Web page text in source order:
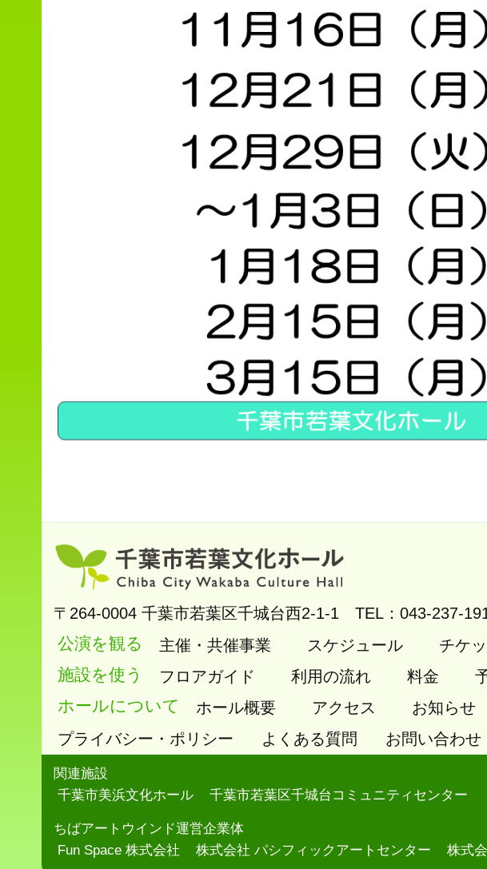
〒264-0004 千葉市若葉区千城台西2-1-1 TEL：043-237-
公演を観る 主催・共催事業 スケジュール チケ
施設を使う フロアガイド 利用の流れ 料金
ホールについて ホール概要 アクセス お知らせ
プライバシー・ポリシー
よくある質問 お問い合わせ
関連施設
千葉市美浜文化ホール
千葉市若葉区千城台コミュニティセンター
ちばアートウインド運営企業体
Fun Space 株式会社
株式会社 パシフィックアートセンター 株式